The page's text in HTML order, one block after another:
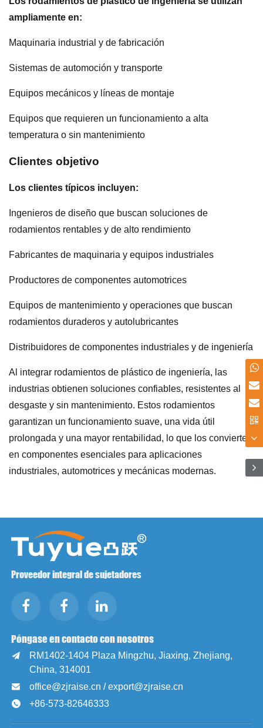
ampliamente en:
Maquinaria industrial y de fabricación
Sistemas de automoción y transporte
Equipos mecánicos y líneas de montaje
Equipos que requieren un funcionamiento a alta
temperatura o sin mantenimiento
Clientes objetivo
Los clientes típicos incluyen:
Ingenieros de diseño que buscan soluciones de
rodamientos rentables y de alto rendimiento
Fabricantes de maquinaria y equipos industriales
Productores de componentes automotrices
Equipos de mantenimiento y operaciones que buscan
rodamientos duraderos y autolubricantes
Distribuidores de componentes industriales y de ingeniería
Al integrar rodamientos de plástico de ingeniería, las
industrias obtienen soluciones confiables, resistentes al
desgaste y sin mantenimiento. Estos rodamientos
garantizan un funcionamiento suave, una vida útil
prolongada y una mayor rentabilidad, lo que los convierte
en componentes esenciales para aplicaciones
industriales, automotrices y mecánicas modernas.
Proveedor integral de sujetadores
Póngase en contacto con nosotros

RM1402-1404 Plaza Mingzhu, Jiaxing, Zhejiang,
China, 314001
 office@zjraise.cn / export@zjraise.cn
 +86-573-82646333